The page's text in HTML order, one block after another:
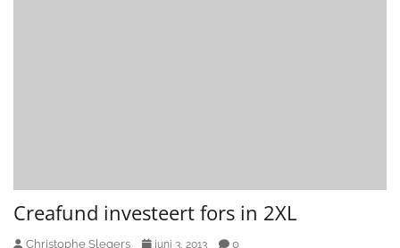
Creafund investeert fors in 2XL
Christophe Slegers juni 3, 2013 0